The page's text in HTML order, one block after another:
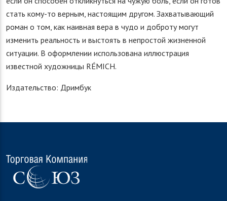
стать кому-то верным, настоящим другом. Захватывающий
роман о том, как наивная вера в чудо и доброту могут
изменить реальность и выстоять в непростой жизненной
ситуации. В оформлении использована иллюстрация
известной художницы RÉMICH.
Издательство: Дримбук